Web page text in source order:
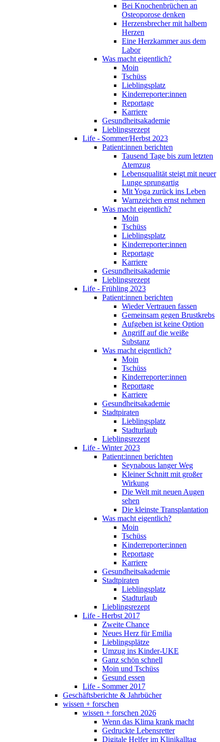
Bei Knochenbrüchen an
Osteoporose denken
Herzensbrecher mit halbem
Herzen
Eine Herzkammer aus dem
Labor
Was macht eigentlich?
Moin
Tschüss
Lieblingsplatz
Kinderreporter:innen
Reportage
Karriere
Gesundheitsakademie
Lieblingsrezept
Life - Sommer/Herbst 2023
Patient:innen berichten
Tausend Tage bis zum letzten
Atemzug
Lebensqualität steigt mit neuer
Lunge sprungartig
Mit Yoga zurück ins Leben
Warnzeichen ernst nehmen
Was macht eigentlich?
Moin
Tschüss
Lieblingsplatz
Kinderreporter:innen
Reportage
Karriere
Gesundheitsakademie
Lieblingsrezept
Life - Frühling 2023
Patient:innen berichten
Wieder Vertrauen fassen
Gemeinsam gegen Brustkrebs
Aufgeben ist keine Option
Angriff auf die weiße
Substanz
Was macht eigentlich?
Moin
Tschüss
Kinderreporter:innen
Reportage
Karriere
Gesundheitsakademie
Stadtpiraten
Lieblingsplatz
Stadturlaub
Lieblingsrezept
Life - Winter 2023
Patient:innen berichten
Seynabous langer Weg
Kleiner Schnitt mit großer
Wirkung
Die Welt mit neuen Augen
sehen
Die kleinste Transplantation
Was macht eigentlich?
Moin
Tschüss
Kinderreporter:innen
Reportage
Karriere
Gesundheitsakademie
Stadtpiraten
Lieblingsplatz
Stadturlaub
Lieblingsrezept
Life - Herbst 2017
Zweite Chance
Neues Herz für Emilia
Lieblingsplätze
Umzug ins Kinder-UKE
Ganz schön schnell
Moin und Tschüss
Gesund essen
Life - Sommer 2017
Geschäftsberichte & Jahrbücher
wissen + forschen
wissen + forschen 2026
Wenn das Klima krank macht
Gedruckte Lebensretter
Digitale Helfer im Klinikalltag